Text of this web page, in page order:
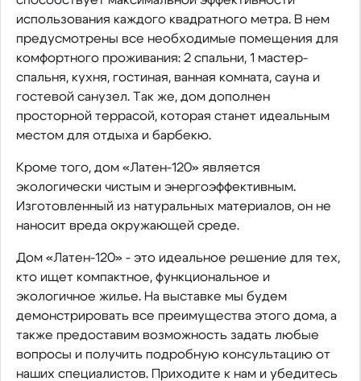
использования каждого квадратного метра. В нем
предусмотрены все необходимые помещения для
комфортного проживания: 2 спальни, 1 мастер-
спальня, кухня, гостиная, ванная комната, сауна и
гостевой санузел. Так же, дом дополнен
просторной террасой, которая станет идеальным
местом для отдыха и барбекю.
Кроме того, дом «Латен-120» является
экологически чистым и энергоэффективным.
Изготовленный из натуральных материалов, он не
наносит вреда окружающей среде.
Дом «Латен-120» - это идеальное решение для тех,
кто ищет компактное, функциональное и
экологичное жилье. На выставке мы будем
демонстрировать все преимущества этого дома, а
также предоставим возможность задать любые
вопросы и получить подробную консультацию от
наших специалистов. Приходите к нам и убедитесь